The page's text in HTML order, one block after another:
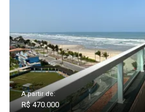
A partir de:
R$ 470.000